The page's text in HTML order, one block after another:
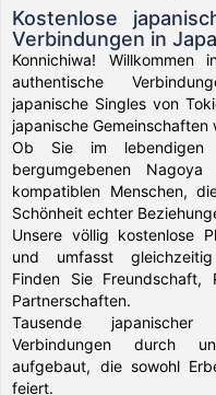
Kostenlose
Verbindungen in
Konnichiwa!
authentische
japanische Singles von
japanische Gemeinschaften
Ob Sie im lebendigen
bergumgebenen
kompatiblen Menschen,
Schönheit echter
Unsere völlig kostenlose
und umfasst gleichzeitig
Finden Sie Freundschaft,
Partnerschaften.
Tausende
Verbindungen durch
aufgebaut, die sowohl
feiert.